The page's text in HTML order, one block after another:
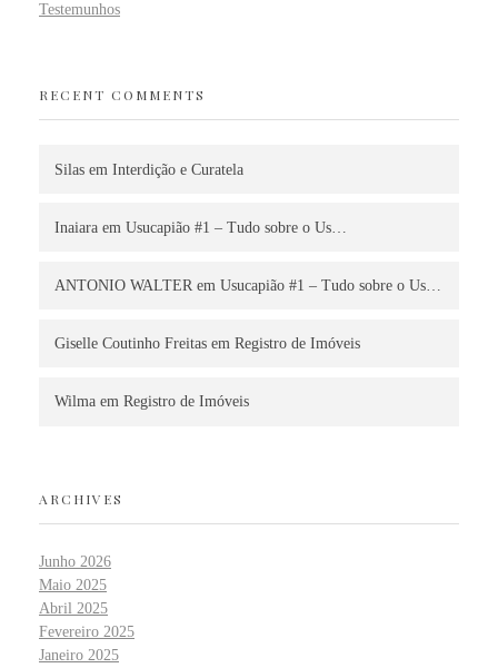
Testemunhos
RECENT COMMENTS
Silas em Interdição e Curatela
Inaiara em Usucapião #1 – Tudo sobre o Us…
ANTONIO WALTER em Usucapião #1 – Tudo sobre o Us…
Giselle Coutinho Freitas em Registro de Imóveis
Wilma em Registro de Imóveis
ARCHIVES
Junho 2026
Maio 2025
Abril 2025
Fevereiro 2025
Janeiro 2025